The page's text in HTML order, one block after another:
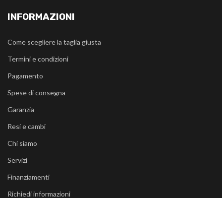
INFORMAZIONI
Come scegliere la taglia giusta
Termini e condizioni
Pagamento
Spese di consegna
Garanzia
Resi e cambi
Chi siamo
Servizi
Finanziamenti
Richiedi informazioni